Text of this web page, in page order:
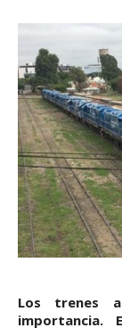
Los trenes
importancia.